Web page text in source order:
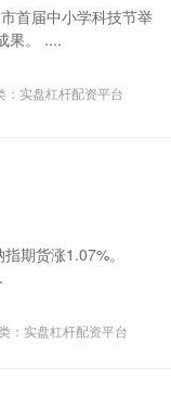
首届中小学科技节举
果。 ....
： 实盘杠杆配资平台
期货涨1.07%。
： 实盘杠杆配资平台